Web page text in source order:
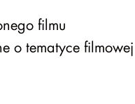
filmu
o tematyce filmowej